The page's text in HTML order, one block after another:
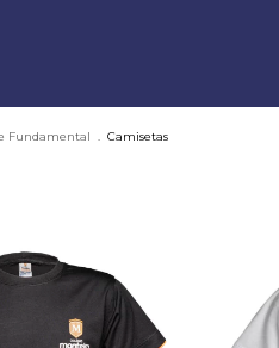
Fundamental . Camisetas